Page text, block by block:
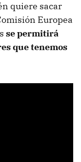
quiere sacar
Europea
se permitirá
que tenemos